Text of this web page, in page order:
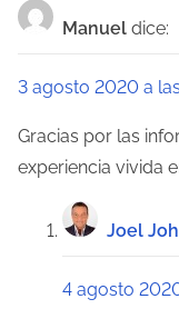
g
i
Manuel dice:
3 agosto 2020 a
Gracias por las
experiencia vivida
Joel
4 agosto